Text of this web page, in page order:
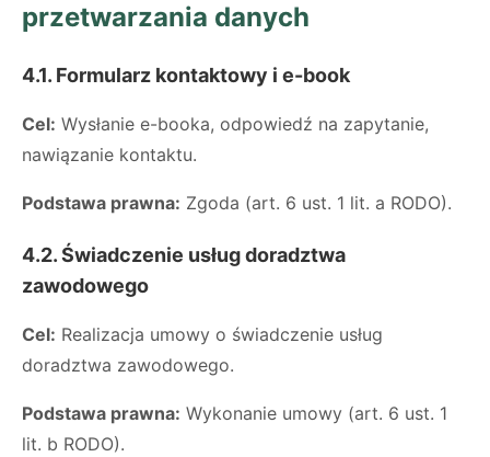
przetwarzania danych
4.1. Formularz kontaktowy i e-book
Cel: Wysłanie e-booka, odpowiedź na zapytanie,
nawiązanie kontaktu.
Podstawa prawna: Zgoda (art. 6 ust. 1 lit. a RODO).
4.2. Świadczenie usług doradztwa
zawodowego
Cel: Realizacja umowy o świadczenie usług
doradztwa zawodowego.
Podstawa prawna: Wykonanie umowy (art. 6 ust. 1
lit. b RODO).